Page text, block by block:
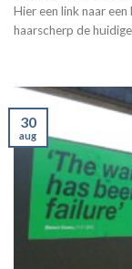
Hier een link naar
haarscherp de
30
aug